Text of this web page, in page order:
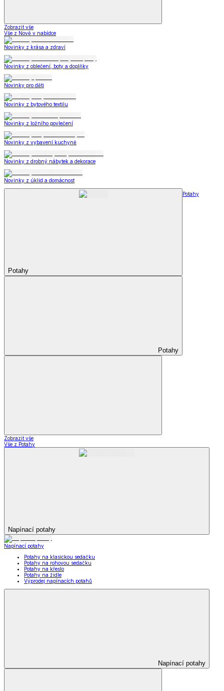
Zobrazit vše
Vše z Nově v nabídce
Novinky z krása a zdraví
Novinky z oblečení, boty a doplňky
Novinky pro děti
Novinky z bytového textilu
Novinky z ložního povlečení
Novinky z vybavení kuchyně
Novinky z drobný nábytek a dekorace
Novinky z úklid a domácnost
Potahy
Potahy
Potahy
Zobrazit vše
Vše z Potahy
Napínací potahy
Napínací potahy
Potahy na klasickou sedačku
Potahy na rohovou sedačku
Potahy na křeslo
Potahy na židle
Výprodej napínacích potahů
Napínací potahy